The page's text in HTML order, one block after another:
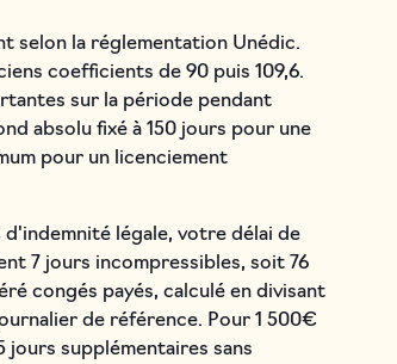
selon la réglementation Unédic.
coefficients de 90 puis 109,6.
sur la période pendant
absolu fixé à 150 jours pour une
pour un licenciement
légale, votre délai de
7 jours incompressibles, soit 76
congés payés, calculé en divisant
de référence. Pour 1 500€
jours supplémentaires sans